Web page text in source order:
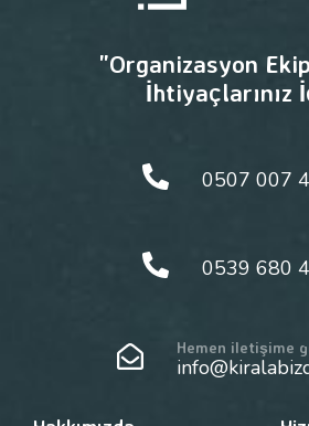
"Organizasyon
İhtiyaçlarınız
0507 007
0539 680
Hemen iletişime